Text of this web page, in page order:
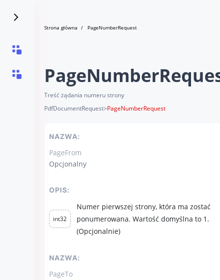
Strona główna PageNumberRequest
Treść żądania numeru strony
PdfDocumentRequest>PageNumberRequest
NAZWA:
PageFrom
Opcjonalny
OPIS:
int32
Numer pierwszej strony, która ma zostać
ponumerowana. Wartość domyślna to 1.
(Opcjonalnie)
NAZWA:
PageTo